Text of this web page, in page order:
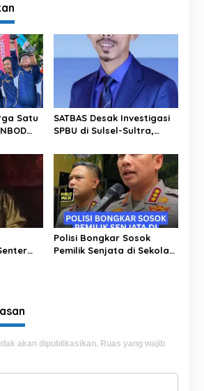
Satu
SATBAS Desak Investigasi
SPBU di Sulsel-Sultra,
Pelayanan hingga
Kesejahteraan Karyawan
Polisi Bongkar Sosok
Pemilik Senjata di Sekolah
akan dipublikasikan. Ruas yang wajib